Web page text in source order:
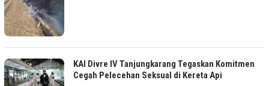
KAI Divre IV Tanjungkarang Tegaskan Komitmen
Cegah Pelecehan Seksual di Kereta Api